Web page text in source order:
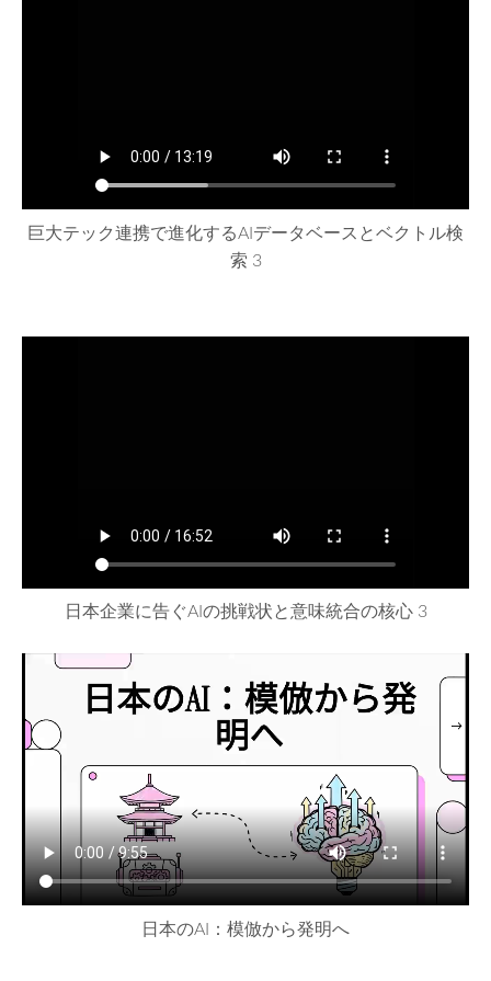
巨大テック連携で進化するAIデータベースとベクトル検
索 3
日本企業に告ぐAIの挑戦状と意味統合の核心 3
日本のAI：模倣から発明へ